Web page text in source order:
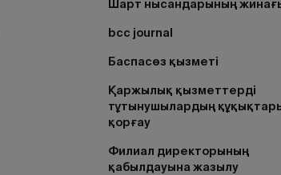
Шарт нысандарының
bcc journal
Баспасөз қызметі
Қаржылық қызметтерді
тұтынушылардың
қорғау
Филиал директорының
қабылдауына жазылу